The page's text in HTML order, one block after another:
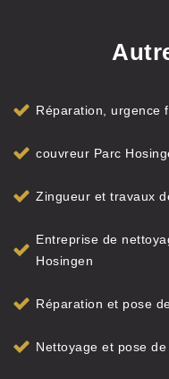
Réparation, urgence
couvreur Parc
Zingueur et travaux
Entreprise de
Hosingen
Réparation et pose
Nettoyage et pose